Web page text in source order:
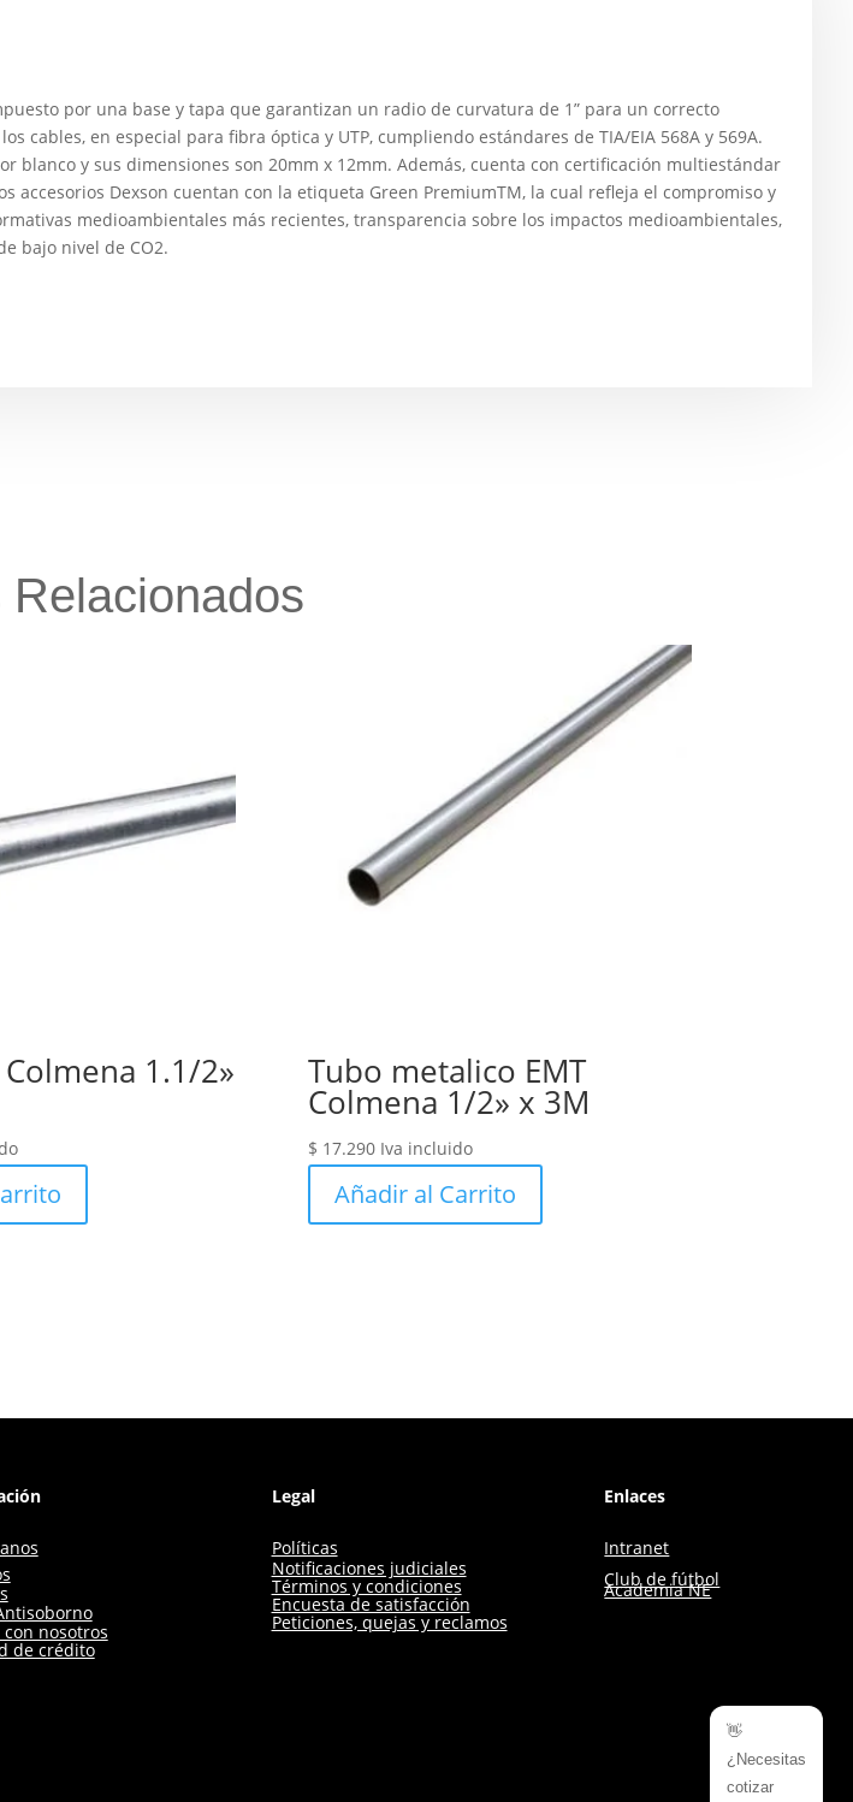
por una base y tapa que garantizan un radio de curvatura de 1” para un correcto
cables, en especial para fibra óptica y UTP, cumpliendo estándares de TIA/EIA 568A y 569A.
blanco y sus dimensiones son 20mm x 12mm. Además, cuenta con certificación multiestándar
Los accesorios Dexson cuentan con la etiqueta Green PremiumTM, la cual refleja el compromiso y
medioambientales más recientes, transparencia sobre los impactos medioambientales,
bajo nivel de CO2.
Relacionados
1.1/2» Tubo metalico EMT
Colmena 1/2» x 3M
$ 17.290 Iva incluido
Añadir al Carrito
nosotros
de crédito
Legal
Políticas
Notificaciones judiciales
Términos y condiciones
Encuesta de satisfacción
Peticiones, quejas y reclamos
Enlaces
Intranet
Club de fútbol
Academia NE
👋
¿Necesitas
cotizar